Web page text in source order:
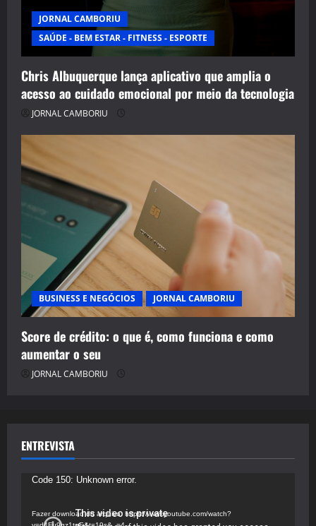
JORNAL CAMBORIU
SAÚDE - BEM ESTAR - FITNESS - ESPORTE
Chris Albuquerque lança aplicativo que amplia o
acesso ao cuidado emocional por meio da tecnologia
JORNAL CAMBORIU
BUSINESS E NEGÓCIOS JORNAL CAMBORIU
Score de crédito: o que é, como funciona e como
aumentar o seu
JORNAL CAMBORIU
ENTREVISTA
Tocador
vídeo
Code 150: Unknown error.
Fazer download do arquivo: https://www.youtube.com/watch?